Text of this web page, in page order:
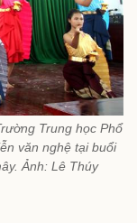
Trung học Phổ
văn nghệ tại buổi
Ảnh: Lê Thúy